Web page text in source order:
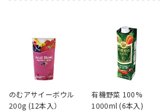
のむアサイーボウル
200g (12本入）
有機野菜 100%
1000ml (6本入)